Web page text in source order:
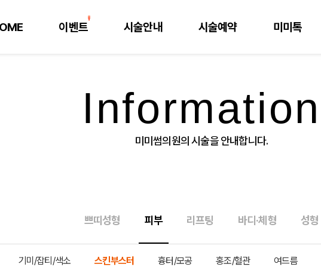
이벤트 시술안내 시술예약 미미톡
Information
미미썸의원의 시술을 안내합니다.
쁘띠성형 피부 리프팅 바디·체형 성형
기미/잡티/색소 스킨부스터 흉터/모공 홍조/혈관 여드름